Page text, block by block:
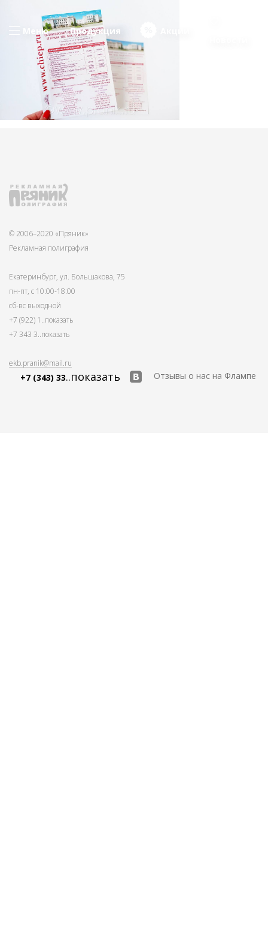
Меню Продукция
© 2006–2020 «Пряник»
Рекламная полиграфия
Екатеринбург, ул. Большакова, 75
пн-пт, с 10:00-18:00
сб-вс выходной
+7 (922) 1 ..показать
+7 343 3..показать
ekb.pranik@mail.ru
+7 (343) 33..показать Отзывы о нас на Флампе